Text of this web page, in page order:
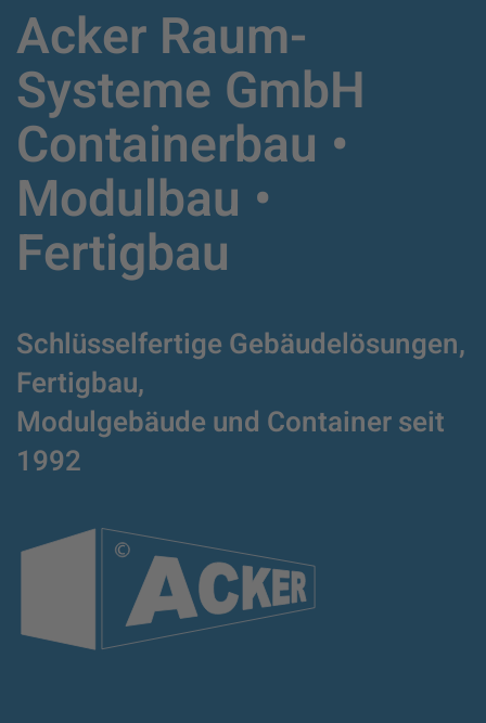
Acker Raum-
Systeme GmbH
Containerbau •
Modulbau •
Fertigbau
Schlüsselfertige Gebäudelösungen,
Fertigbau,
Modulgebäude und Containerseit
1992